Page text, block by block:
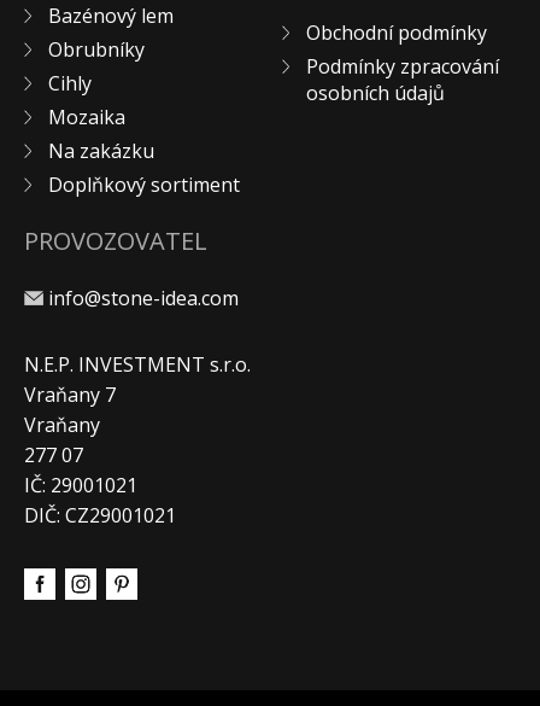
Bazénový lem
Obrubníky
Cihly
Mozaika
Na zakázku
Doplňkový sortiment
Obchodní podmínky
Podmínky zpracování
osobních údajů
PROVOZOVATEL
info@stone-idea.com
N.E.P. INVESTMENT s.r.o.
Vraňany 7
Vraňany
277 07
IČ: 29001021
DIČ: CZ29001021